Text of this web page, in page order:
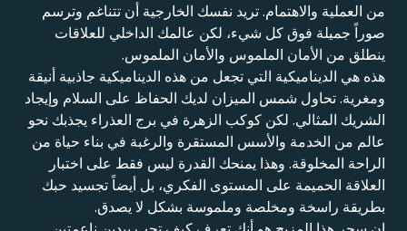
من العملية والاهتمام. تريد نفسك الخارجية أن تتناغم وترسم
صوراً جميلة فوق كل شيء، لكن عالمك الداخلي للعلاقات
ينطلق من الأمان الملموس والأمان الملموس.
هذه هي الديناميكية التي تجعل من هذه الديناميكية جاذبية أنيقة
ومغرية. تحاول شمس الميزان لديك الحفاظ على السلام وإيجاد
الشريك المثالي. لكن كوكب الزهرة في برج العذراء يجذبك نحو
عالم من الخدمة والأسس المستقرة والرغبة في بناء حياة من
الراحة المخلوقة. وهذا يمنحك القدرة ليس فقط على اختبار
العلاقة الحميمة على المستوى الفكري، بل أيضاً تجسيد حبك
بطريقة راسخة ومخلصة وملموسة بشكل لا يصدق.